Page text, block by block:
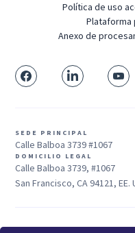
Política de uso
Plataforma
Anexo de
SEDE PRINCIPAL
Calle Balboa 3739 #1067
DOMICILIO LEGAL
Calle Balboa 3739, #1067
San Francisco, CA 94121, EE.